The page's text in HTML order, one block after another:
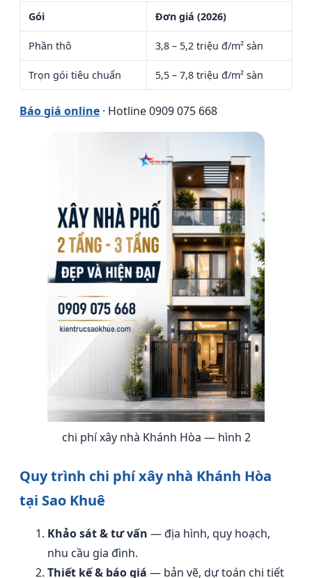
Gói Đơn giá (2026)
Phần thô 3,8 – 5,2 triệu đ/m² sàn
Trọn gói tiêu chuẩn 5,5 – 7,8 triệu đ/m² sàn
Báo giá online · Hotline 0909 075 668
chi phí xây nhà Khánh Hòa — hình 2
Quy trình chi phí xây nhà Khánh Hòa
tại Sao Khuê
Khảo sát & tư vấn — địa hình, quy hoạch,
nhu cầu gia đình.
Thiết kế & báo giá — bản vẽ, dự toán chi tiết